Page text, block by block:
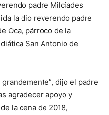
padre Milcíades
la dio reverendo padre
Oca, párroco de la
San Antonio de
dijo el padre
agradecer apoyo y
la cena de 2018,